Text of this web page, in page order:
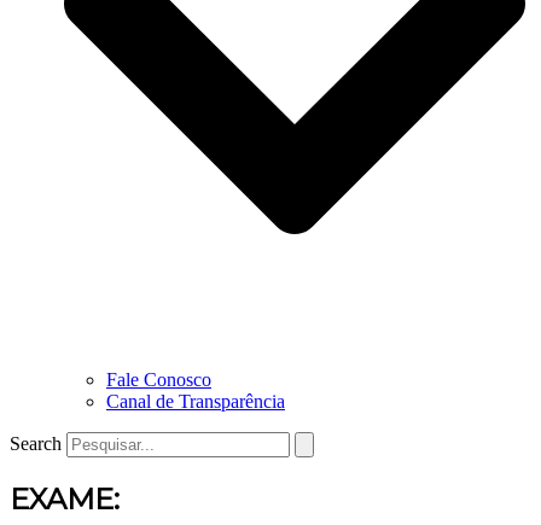
Fale Conosco
Canal de Transparência
Search
EXAME: